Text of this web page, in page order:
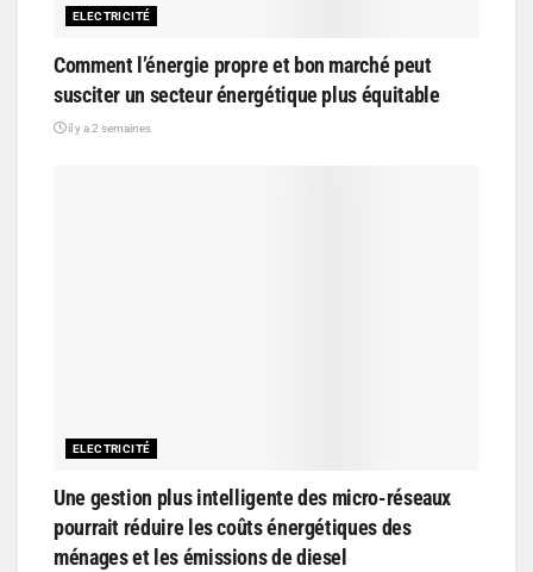
ELECTRICITÉ
Comment l’énergie propre et bon marché peut
susciter un secteur énergétique plus équitable
il y a 2 semaines
ELECTRICITÉ
Une gestion plus intelligente des micro-réseaux
pourrait réduire les coûts énergétiques des
ménages et les émissions de diesel